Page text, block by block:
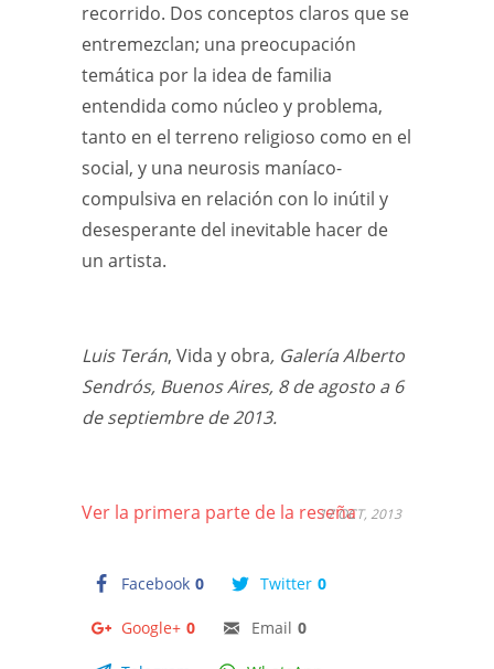
recorrido. Dos conceptos claros que se
entremezclan; una preocupación
temática por la idea de familia
entendida como núcleo y problema,
tanto en el terreno religioso como en el
social, y una neurosis maníaco-
compulsiva en relación con lo inútil y
desesperante del inevitable hacer de
un artista.
Luis Terán, Vida y obra, Galería Alberto
Sendrós, Buenos Aires, 8 de agosto a 6
de septiembre de 2013.
Ver la primera parte de la reseña
Facebook 0 Twitter 0
Google+ 0 Email 0
17 OCT, 2013